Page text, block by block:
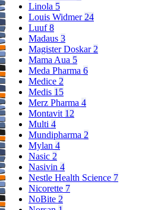
Linola 5
Louis Widmer24
Luuf8
Madaus 3
Magister Doskar2
Mama Aua 5
Meda Pharma 6
Medice 2
Medis 15
Merz Pharma 4
Montavit 12
Multi 4
Mundipharma 2
Mylan 4
Nasic 2
Nasivin 4
Nestle Health Science 7
Nicorette 7
NoBite 2